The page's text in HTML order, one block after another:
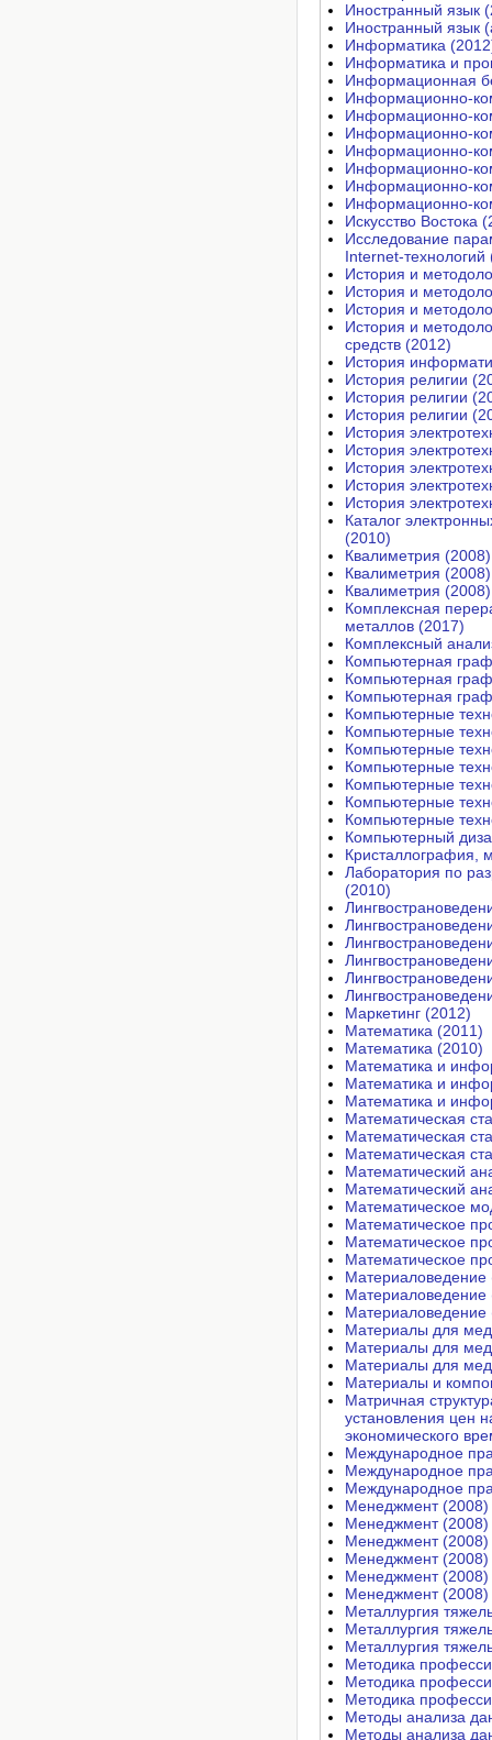
Иностранный язык
Иностранный язык
Информатика
Информатика и
Информационная
Информационно-
Информационно-
Информационно-
Информационно-
Информационно-
Информационно-
Информационно-
Искусство Востока
Исследование
Internet-технологий
История и
История и
История и
История и
средств (2012)
История
История религии
История религии
История религии
История
История
История
История
История
Каталог
(2010)
Квалиметрия (2008)
Квалиметрия (2008)
Квалиметрия (2008)
Комплексная
металлов (2017)
Комплексный
Компьютерная
Компьютерная
Компьютерная
Компьютерные
Компьютерные
Компьютерные
Компьютерные
Компьютерные
Компьютерные
Компьютерные
Компьютерный
Кристаллография,
Лаборатория по
(2010)
Маркетинг (2012)
Математика (2011)
Математика (2010)
Математика и
Математика и
Математика и
Математическая
Математическая
Математическая
Математический
Математический
Математическое
Математическое
Математическое
Математическое
Материаловедение
Материаловедение
Материаловедение
Материалы для
Материалы для
Материалы для
Материалы и
Матричная
установления цен
экономического
Международное
Международное
Международное
Менеджмент (2008)
Менеджмент (2008)
Менеджмент (2008)
Менеджмент (2008)
Менеджмент (2008)
Менеджмент (2008)
Металлургия
Металлургия
Металлургия
Методика
Методика
Методика
Методы анализа
Методы анализа